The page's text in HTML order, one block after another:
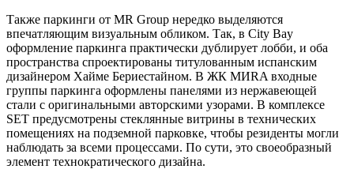
Также паркинги от MR Group нередко выделяются
впечатляющим визуальным обликом. Так, в City Bay
оформление паркинга практически дублирует лобби, и оба
пространства спроектированы титулованным испанским
дизайнером Хайме Бериестайном. В ЖК MИRA входные
группы паркинга оформлены панелями из нержавеющей
стали с оригинальными авторскими узорами. В комплексе
SET предусмотрены стеклянные витрины в технических
помещениях на подземной парковке, чтобы резиденты могли
наблюдать за всеми процессами. По сути, это своеобразный
элемент технократического дизайна.